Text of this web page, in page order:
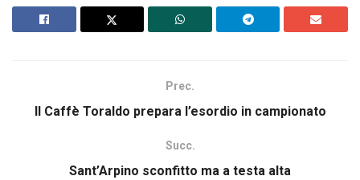
Prec.
Il Caffè Toraldo prepara l’esordio in campionato
Succ.
Sant’Arpino sconfitto ma a testa alta